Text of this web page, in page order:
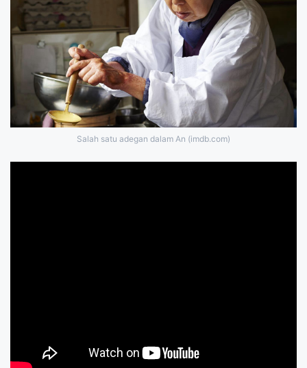
Salah satu adegan dalam An (imdb.com)